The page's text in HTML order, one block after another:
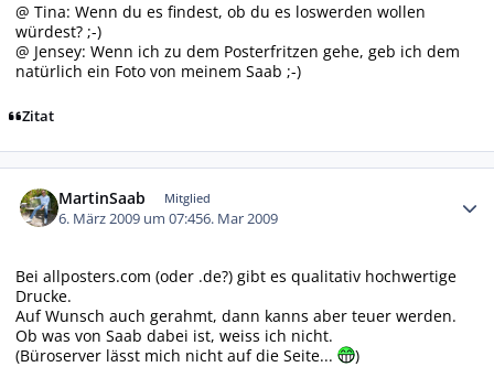
@ Tina: Wenn du es findest, ob du es loswerden wollen
würdest? ;-)
@ Jensey: Wenn ich zu dem Posterfritzen gehe, geb ich dem
natürlich ein Foto von meinem Saab ;-)
Zitat
MartinSaab Mitglied
6. März 2009 um 07:456. Mar 2009
Bei allposters.com (oder .de?) gibt es qualitativ hochwertige
Drucke.
Auf Wunsch auch gerahmt, dann kanns aber teuer werden.
Ob was von Saab dabei ist, weiss ich nicht.
(Büroserver lässt mich nicht auf die Seite...
)